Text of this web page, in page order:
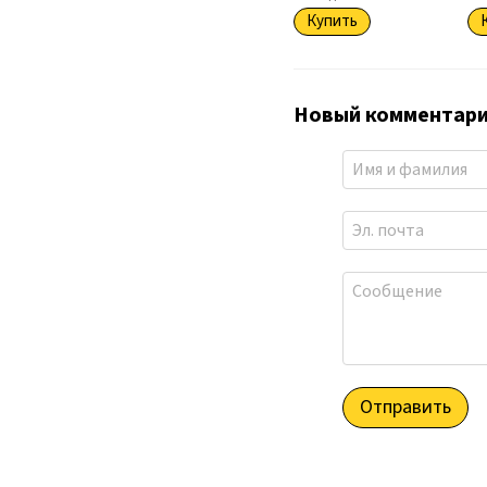
Купить
Новый
Отправить